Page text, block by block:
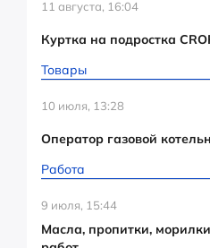
11 августа, 16:04
Куртка на подростка
Товары
10 июля, 13:28
Оператор газовой
Работа
9 июля, 15:44
Масла, пропитки,